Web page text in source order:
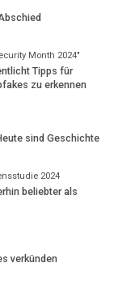
Month 2024"
Tipps für
zu erkennen
sind Geschichte
2024
beliebter als
verkünden